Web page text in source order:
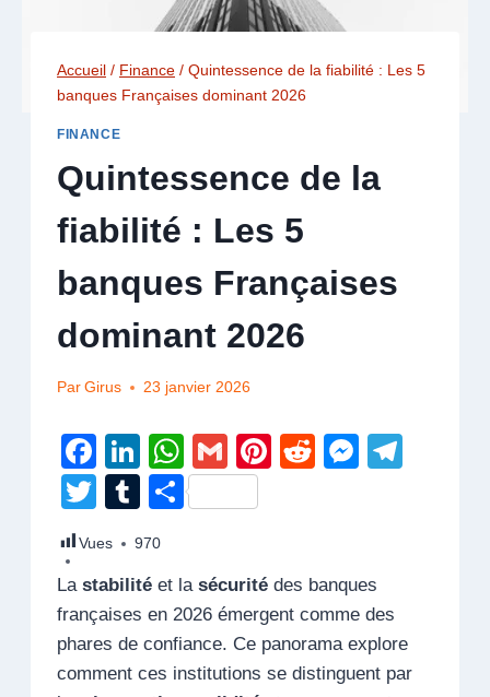
Accueil / Finance / Quintessence de la fiabilité : Les 5
banques Françaises dominant 2026
FINANCE
Quintessence de la
fiabilité : Les 5
banques Françaises
dominant 2026
Par Girus 23 janvier 2026
F
a
c
e
b
o
o
Li
n
k
e
dI
n
W
h
at
A
p
p
G
m
ail
Pi
st
R
t
M
n
g
er
T
tt
er
T
u
m
bl
r
P
g
er
Vues 970
La stabilité et la sécurité des banques
françaises en 2026 émergent comme des
phares de confiance. Ce panorama explore
comment ces institutions se distinguent par